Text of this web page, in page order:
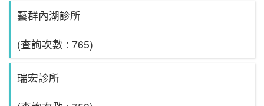
藝群內湖診所
(查詢次數 : 765)
瑞宏診所